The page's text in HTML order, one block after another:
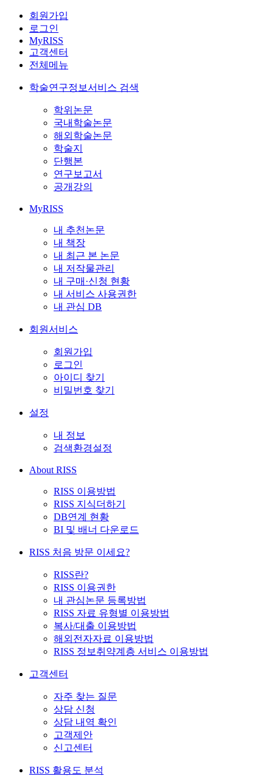
회원가입
로그인
MyRISS
고객센터
전체메뉴
학술연구정보서비스 검색
학위논문
국내학술논문
해외학술논문
학술지
단행본
연구보고서
공개강의
MyRISS
내 추천논문
내 책장
내 최근 본 논문
내 저작물관리
내 구매·신청 현황
내 서비스 사용권한
내 관심 DB
회원서비스
회원가입
로그인
아이디 찾기
비밀번호 찾기
설정
내 정보
검색환경설정
About RISS
RISS 이용방법
RISS 지식더하기
DB연계 현황
BI 및 배너 다운로드
RISS 처음 방문 이세요?
RISS란?
RISS 이용권한
내 관심논문 등록방법
RISS 자료 유형별 이용방법
복사/대출 이용방법
해외전자자료 이용방법
RISS 정보취약계층 서비스 이용방법
고객센터
자주 찾는 질문
상담 신청
상담 내역 확인
고객제안
신고센터
RISS 활용도 분석